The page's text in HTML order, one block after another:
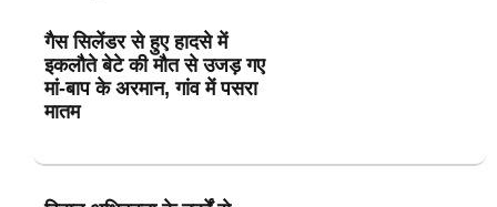
गैस सिलेंडर से हुए हादसे में
इकलौते बेटे की मौत से उजड़ गए
मां-बाप के अरमान, गांव में पसरा
मातम